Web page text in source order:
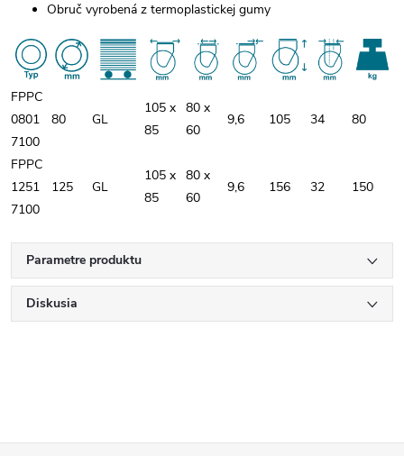
Obruč vyrobená z termoplastickej gumy
FPPC
0801
7100
80 GL
105 x
85
80 x
60
9,6 105 34 80
FPPC
1251
7100
125 GL
105 x
85
80 x
60
9,6 156 32 150
Parametre produktu
Diskusia